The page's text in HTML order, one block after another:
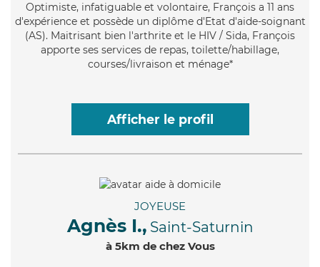
Optimiste, infatiguable et volontaire, François a 11 ans
d'expérience et possède un diplôme d'Etat d'aide-soignant
(AS). Maitrisant bien l'arthrite et le HIV / Sida, François
apporte ses services de repas, toilette/habillage,
courses/livraison et ménage*
Afficher le profil
JOYEUSE
Agnès I., Saint-Saturnin
à 5km de chez Vous